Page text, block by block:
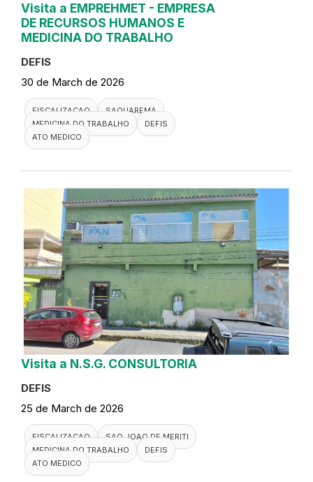
Visita a EMPREHMET - EMPRESA
DE RECURSOS HUMANOS E
MEDICINA DO TRABALHO
DEFIS
30 de March de 2026
FISCALIZACAO
SAQUAREMA
MEDICINA DO TRABALHO
DEFIS
ATO MEDICO
Visita a N.S.G. CONSULTORIA
DEFIS
25 de March de 2026
FISCALIZACAO
SAO JOAO DE MERITI
MEDICINA DO TRABALHO
DEFIS
ATO MEDICO